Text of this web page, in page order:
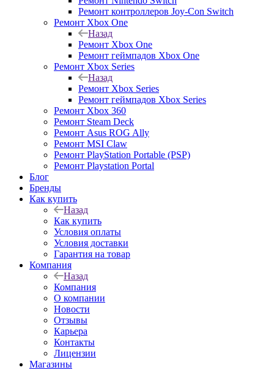
Ремонт контроллеров Joy-Con Switch
Ремонт Xbox One
Назад
Ремонт Xbox One
Ремонт геймпадов Xbox One
Ремонт Xbox Series
Назад
Ремонт Xbox Series
Ремонт геймпадов Xbox Series
Ремонт Xbox 360
Ремонт Steam Deck
Ремонт Asus ROG Ally
Ремонт MSI Claw
Ремонт PlayStation Portable (PSP)
Ремонт Playstation Portal
Блог
Бренды
Как купить
Назад
Как купить
Условия оплаты
Условия доставки
Гарантия на товар
Компания
Назад
Компания
О компании
Новости
Отзывы
Карьера
Контакты
Лицензии
Магазины